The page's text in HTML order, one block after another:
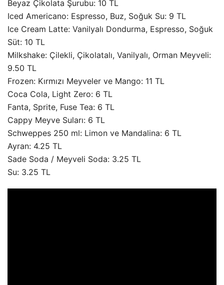
Beyaz Çikolata Şurubu: 10 TL
Iced Americano: Espresso, Buz, Soğuk Su: 9 TL
Ice Cream Latte: Vanilyalı Dondurma, Espresso, Soğuk
Süt: 10 TL
Milkshake: Çilekli, Çikolatalı, Vanilyalı, Orman Meyveli:
9.50 TL
Frozen: Kırmızı Meyveler ve Mango: 11 TL
Coca Cola, Light Zero: 6 TL
Fanta, Sprite, Fuse Tea: 6 TL
Cappy Meyve Suları: 6 TL
Schweppes 250 ml: Limon ve Mandalina: 6 TL
Ayran: 4.25 TL
Sade Soda / Meyveli Soda: 3.25 TL
Su: 3.25 TL